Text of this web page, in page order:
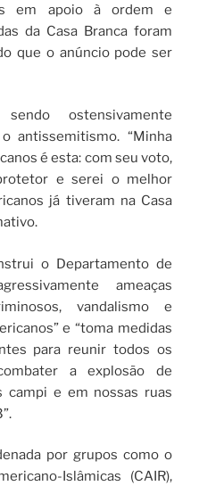
em apoio à ordem e
da Casa Branca foram
que o anúncio pode ser
ostensivamente
antissemitismo. “Minha
é esta: com seu voto,
e serei o melhor
já tiveram na Casa
o Departamento de
ameaças
vandalismo e
e “toma medidas
para reunir todos os
a explosão de
campi e em nossas ruas
por grupos como o
Islâmicas (CAIR),